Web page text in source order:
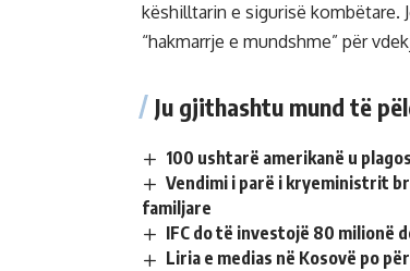
këshilltarin e sigurisë kombëtare.
“hakmarrje e mundshme” për
Ju gjithashtu mund të
100 ushtarë amerikanë u
Vendimi i parë i kryeministrit
familjare
IFC do të investojë 80 milionë
Liria e medias në Kosovë po